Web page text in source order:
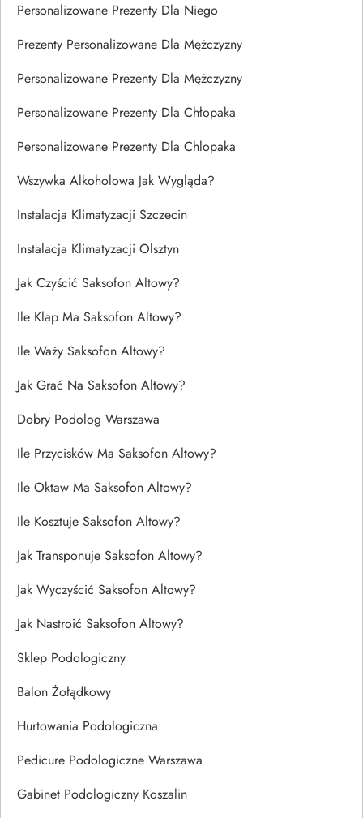
Personalizowane Prezenty Dla Niego
Prezenty Personalizowane Dla Mężczyzny
Personalizowane Prezenty Dla Mężczyzny
Personalizowane Prezenty Dla Chłopaka
Personalizowane Prezenty Dla Chlopaka
Wszywka Alkoholowa Jak Wygląda?
Instalacja Klimatyzacji Szczecin
Instalacja Klimatyzacji Olsztyn
Jak Czyścić Saksofon Altowy?
Ile Klap Ma Saksofon Altowy?
Ile Waży Saksofon Altowy?
Jak Grać Na Saksofon Altowy?
Dobry Podolog Warszawa
Ile Przycisków Ma Saksofon Altowy?
Ile Oktaw Ma Saksofon Altowy?
Ile Kosztuje Saksofon Altowy?
Jak Transponuje Saksofon Altowy?
Jak Wyczyścić Saksofon Altowy?
Jak Nastroić Saksofon Altowy?
Sklep Podologiczny
Balon Żołądkowy
Hurtowania Podologiczna
Pedicure Podologiczne Warszawa
Gabinet Podologiczny Koszalin